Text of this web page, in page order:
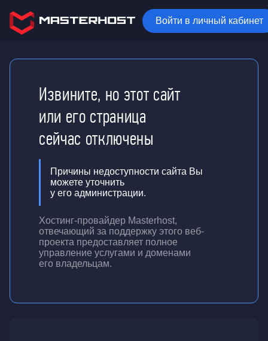
Войти в личный кабинет
Извините, но этот сайт
или его страница
сейчас отключены
Причины недоступности сайта Вы
можете уточнить
у его администрации.
Хостинг-провайдер Masterhost,
отвечающий за поддержку этого веб-
проекта предоставляет полное
управление услугами и доменами
его владельцам.